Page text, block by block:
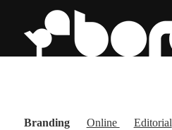
Branding Online Editorial